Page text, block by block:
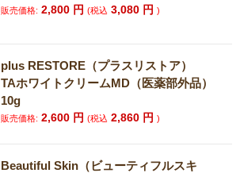
販売価格: 2,800 円(税込 3,080 円)
plus RESTORE（プラスリストア）
TAホワイトクリームMD（医薬部外品）
10g
販売価格: 2,600 円(税込 2,860 円)
Beautiful Skin（ビューティフルスキ